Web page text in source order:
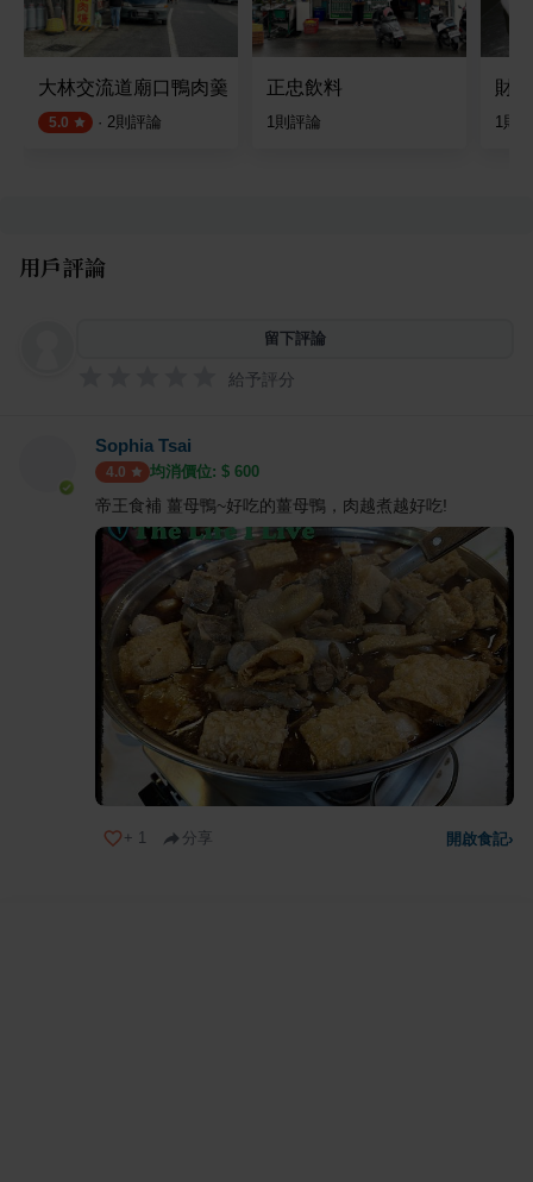
大林交流道廟口鴨肉羹
5.0 · 2則評論
正忠飲料
1則評論
財
1則
用戶評論
留下評論
給予評分
Sophia Tsai
4.0 均消價位: $ 600
帝王食補 薑母鴨~好吃的薑母鴨，肉越煮越好吃!
+ 1 分享 開啟食記›